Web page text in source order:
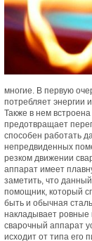
многие. В первую
потребляет энергии
Также в нем
предотвращает
способен работать
непредвиденных
резком движении
аппарат имеет
заметить, что
помощник, который
быть и обычная
накладывает
сварочный аппарат
исходит от типа его